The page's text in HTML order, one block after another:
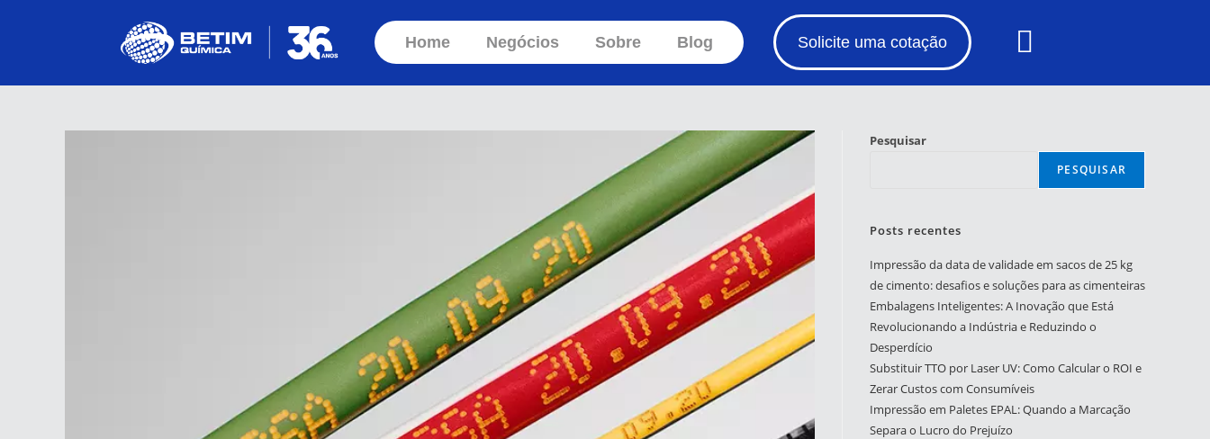
Home Negócios Sobre Blog Solicite uma cotação
Pesquisar
PESQUISAR
Posts recentes
Impressão da data de validade em sacos de 25 kg
de cimento: desafios e soluções para as cimenteiras
Embalagens Inteligentes: A Inovação que Está
Revolucionando a Indústria e Reduzindo o
Desperdício
Substituir TTO por Laser UV: Como Calcular o ROI e
Zerar Custos com Consumíveis
Impressão em Paletes EPAL: Quando a Marcação
Separa o Lucro do Prejuízo